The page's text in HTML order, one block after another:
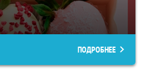
ПОДРОБНЕЕ